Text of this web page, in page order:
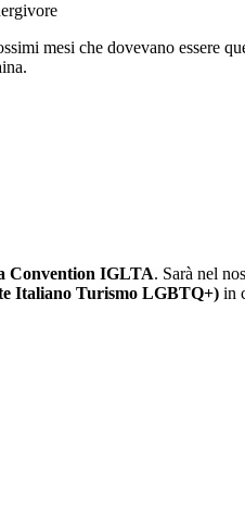
mesi che dovevano essere
Convention IGLTA. Sarà nel
Italiano Turismo LGBTQ+) in